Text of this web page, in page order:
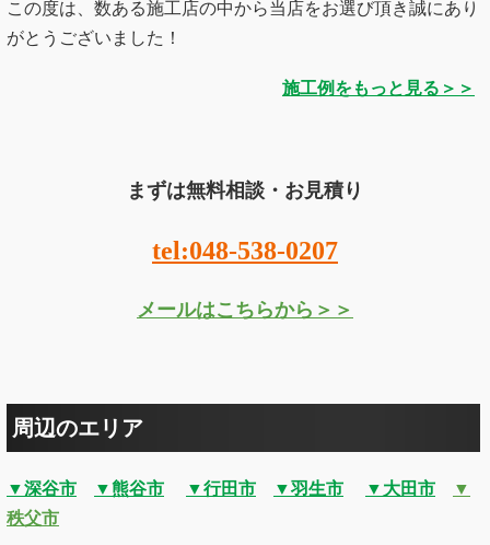
この度は、数ある施工店の中から当店をお選び頂き誠にあり
がとうございました！
施工例をもっと見る＞＞
まずは無料相談・お見積り
tel:048-538-0207
メールはこちらから＞＞
周辺のエリア
▼深谷市 ▼熊谷市 ▼行田市 ▼羽生市 ▼大田市
▼
秩父市